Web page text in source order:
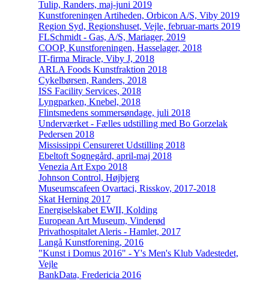
Tulip, Randers, maj-juni 2019
Kunstforeningen Artiheden, Orbicon A/S, Viby 2019
Region Syd, Regionshuset, Vejle, februar-marts 2019
FLSchmidt - Gas, A/S, Mariager, 2019
COOP, Kunstforeningen, Hasselager, 2018
IT-firma Miracle, Viby J, 2018
ARLA Foods Kunstfraktion 2018
Cykelbørsen, Randers, 2018
ISS Facility Services, 2018
Lyngparken, Knebel, 2018
Flintsmedens sommersøndage, juli 2018
Underværket - Fælles udstilling med Bo Gorzelak
Pedersen 2018
Mississippi Censureret Udstilling 2018
Ebeltoft Sognegård, april-maj 2018
Venezia Art Expo 2018
Johnson Control, Højbjerg
Museumscafeen Ovartaci, Risskov, 2017-2018
Skat Herning 2017
Energiselskabet EWII, Kolding
European Art Museum, Vinderød
Privathospitalet Aleris - Hamlet, 2017
Langå Kunstforening, 2016
"Kunst i Domus 2016" - Y's Men's Klub Vadestedet,
Vejle
BankData, Fredericia 2016